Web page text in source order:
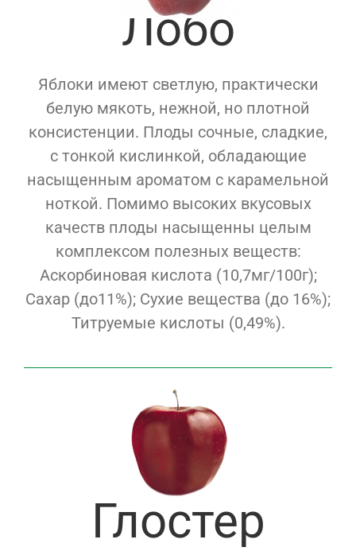
Лобо
Яблоки имеют светлую, практически
белую мякоть, нежной, но плотной
консистенции. Плоды сочные, сладкие,
с тонкой кислинкой, обладающие
насыщенным ароматом с карамельной
ноткой. Помимо высоких вкусовых
качеств плоды насыщенны целым
комплексом полезных веществ:
Аскорбиновая кислота (10,7мг/100г);
Сахар (до11%); Сухие вещества (до 16%);
Титруемые кислоты (0,49%).
Глостер